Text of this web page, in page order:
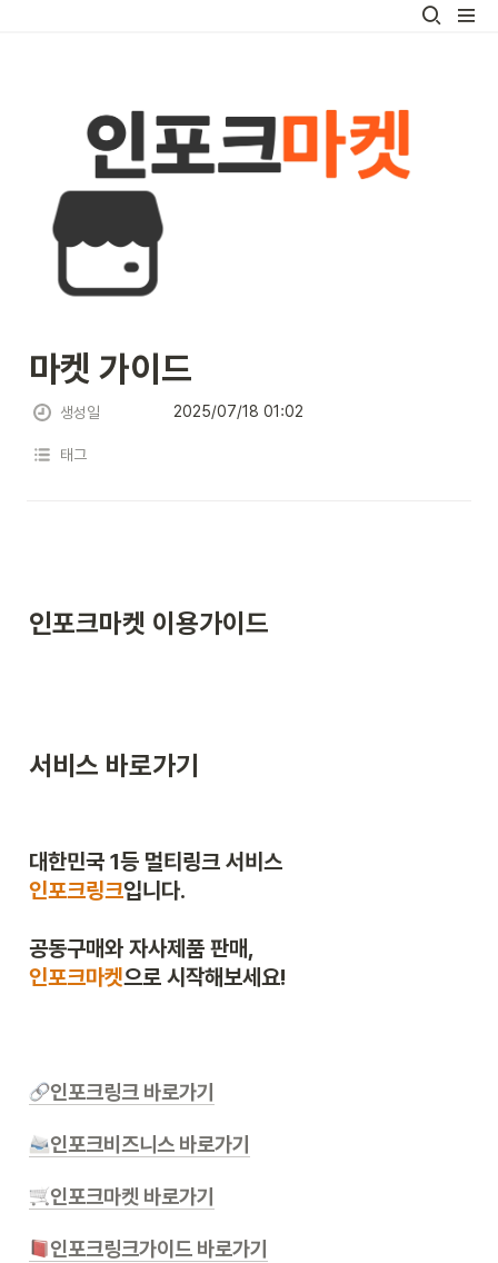
마켓 가이드
생성일 2025/07/18 01:02
태그
인포크마켓 이용가이드
서비스 바로가기
인포크링크입니다.
인포크마켓으로 시작해보세요!
인포크링크 바로가기
인포크비즈니스 바로가기
인포크마켓 바로가기
인포크링크가이드 바로가기